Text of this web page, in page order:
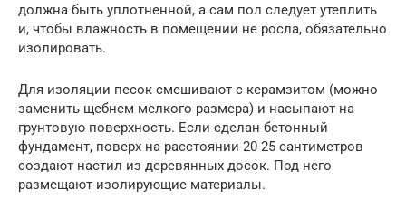
должна быть уплотненной, а сам пол следует утеплить
и, чтобы влажность в помещении не росла, обязательно
изолировать.
Для изоляции песок смешивают с керамзитом (можно
заменить щебнем мелкого размера) и насыпают на
грунтовую поверхность. Если сделан бетонный
фундамент, поверх на расстоянии 20-25 сантиметров
создают настил из деревянных досок. Под него
размещают изолирующие материалы.